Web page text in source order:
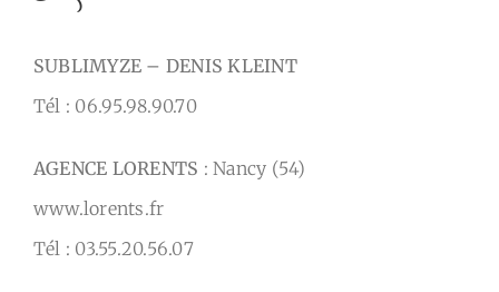
SUBLIMYZE – DENIS KLEINT
Tél : 06.95.98.90.70
AGENCE LORENTS : Nancy (54)
www.lorents.fr
Tél : 03.55.20.56.07